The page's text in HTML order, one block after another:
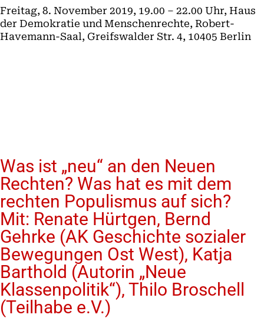
Freitag, 8. November 2019, 19.00 – 22.00 Uhr, Haus
der Demokratie und Menschenrechte, Robert-
Havemann-Saal, Greifswalder Str. 4, 10405 Berlin
Was ist „neu“ an den Neuen
Rechten? Was hat es mit dem
rechten Populismus auf sich?
Mit: Renate Hürtgen, Bernd
Gehrke (AK Geschichte sozialer
Bewegungen Ost West), Katja
Barthold (Autorin „Neue
Klassenpolitik“), Thilo Broschell
(Teilhabe e.V.)